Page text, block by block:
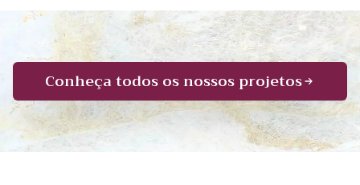
Conheça todos os nossos projetos